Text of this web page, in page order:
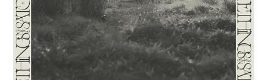
秋刀魚にツナ ~ リアルタイム
作曲録音計画
アーティスト:
大島輝之&大谷能生
出版社/メーカー:
Headz